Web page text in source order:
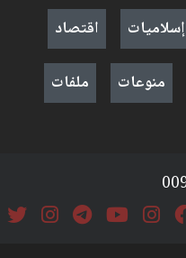
إسلاميات
اقتصاد
منوعات ملفات